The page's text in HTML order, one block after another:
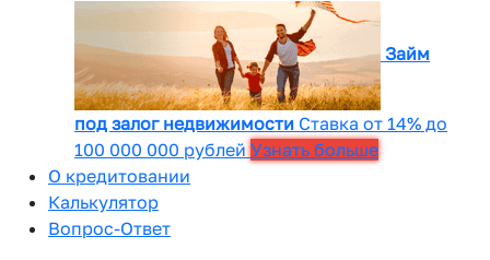
Займ
под залог недвижимости Ставка от 14% до
100 000 000 рублей Узнать больше
О кредитовании
Калькулятор
Вопрос-Ответ